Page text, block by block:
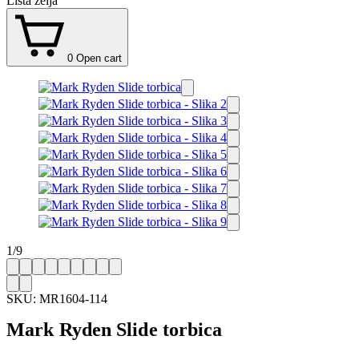
0 Open cart
1/9
SKU: MR1604-114
Mark Ryden Slide torbica